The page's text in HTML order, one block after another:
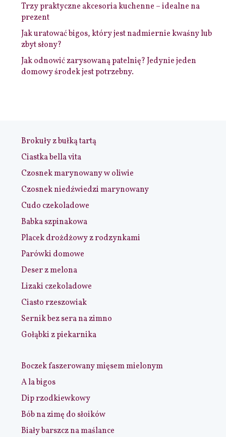
Trzy praktyczne akcesoria kuchenne – idealne na
prezent
Jak uratować bigos, który jest nadmiernie kwaśny lub
zbyt słony?
Jak odnowić zarysowaną patelnię? Jedynie jeden
domowy środek jest potrzebny.
Brokuły z bułką tartą
Ciastka bella vita
Czosnek marynowany w oliwie
Czosnek niedźwiedzi marynowany
Cudo czekoladowe
Babka szpinakowa
Placek drożdżowy z rodzynkami
Parówki domowe
Deser z melona
Lizaki czekoladowe
Ciasto rzeszowiak
Sernik bez sera na zimno
Gołąbki z piekarnika
Boczek faszerowany mięsem mielonym
A la bigos
Dip rzodkiewkowy
Bób na zimę do słoików
Biały barszcz na maślance